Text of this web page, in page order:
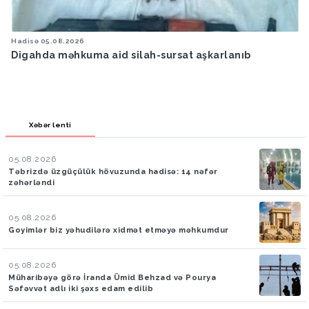
Hadisə 05.08.2026
Digahda məhkuma aid silah-sursat aşkarlanıb
Xəbər lenti
05.08.2026
Təbrizdə üzgüçülük hövuzunda hadisə: 14 nəfər
zəhərləndi
05.08.2026
Goyimlər biz yəhudilərə xidmət etməyə məhkumdur
05.08.2026
Müharibəyə görə İranda Ümid Behzad və Pourya
Səfəvvət adlı iki şəxs edam edilib